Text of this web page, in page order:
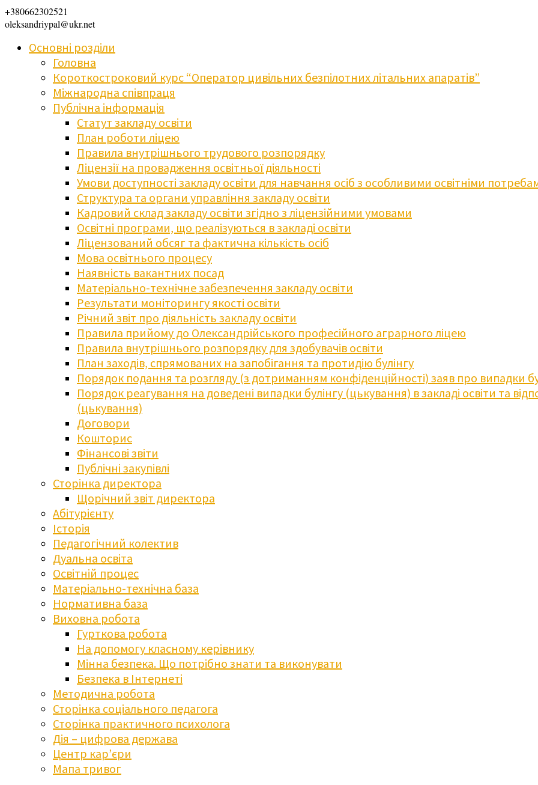
+380662302521
oleksandriypal@ukr.net
Основні розділи
Головна
Короткостроковий курс “Оператор цивільних безпілотних літальних апаратів”
Міжнародна співпраця
Публічна інформація
Статут закладу освіти
План роботи ліцею
Правила внутрішнього трудового розпорядку
Ліцензії на провадження освітньої діяльності
Умови доступності закладу освіти для навчання осіб з особливими освітніми
Структура та органи управління закладу освіти
Кадровий склад закладу освіти згідно з ліцензійними умовами
Освітні програми, що реалізуються в закладі освіти
Ліцензований обсяг та фактична кількість осіб
Мова освітнього процесу
Наявність вакантних посад
Матеріально-технічне забезпечення закладу освіти
Результати моніторингу якості освіти
Річний звіт про діяльність закладу освіти
Правила прийому до Олександрійського професійного аграрного ліцею
Правила внутрішнього розпорядку для здобувачів освіти
План заходів, спрямованих на запобігання та протидію булінгу
Порядок подання та розгляду (з дотриманням конфіденційності) заяв про випадки
Порядок реагування на доведені випадки булінгу (цькування) в закладі освіти та
(цькування)
Договори
Кошторис
Фінансові звіти
Публічні закупівлі
Сторінка директора
Щорічний звіт директора
Абітурієнту
Історія
Педагогічний колектив
Дуальна освіта
Освітній процес
Матеріально-технічна база
Нормативна база
Виховна робота
Гурткова робота
На допомогу класному керівнику
Мінна безпека. Що потрібно знати та виконувати
Безпека в Інтернеті
Методична робота
Сторінка соціального педагога
Сторінка практичного психолога
Дія – цифрова держава
Центр кар’єри
Мапа тривог